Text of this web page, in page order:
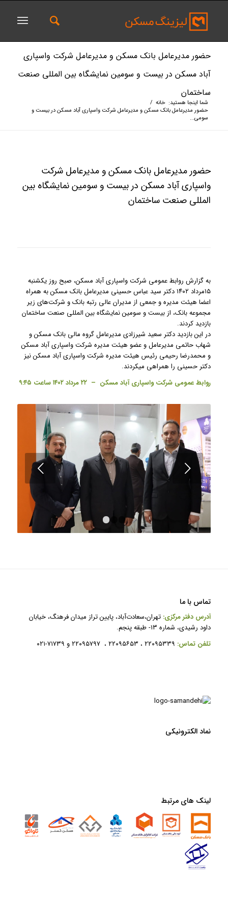
حضور مدیرعامل بانک مسکن و مدیرعامل شرکت واسپاری
آباد مسکن در بیست و سومین نمایشگاه بین المللی صنعت
ساختمان
شما اینجا هستید: خانه /
حضور مدیرعامل بانک مسکن و مدیرعامل شرکت واسپاری آباد مسکن در بیست و
سومی...
حضور مدیرعامل بانک مسکن و مدیرعامل شرکت
واسپاری آباد مسکن در بیست و سومین نمایشگاه بین
المللی صنعت ساختمان
به گزارش روابط عمومی شرکت واسپاری آباد مسکن، صبح روز یکشنبه
۱۵مرداد ۱۴۰۲ دکتر سید عباس حسینی مدیرعامل بانک مسکن به همراه
اعضا هیئت مدیره و جمعی از مدیران عالی رتبه بانک و شرکت‌‎های زیر
مجموعه بانک، از بیست و سومین نمایشگاه بین المللی صنعت ساختمان
بازدید کردند.
در این بازدید دکتر سعید شیرزادی مدیرعامل گروه مالی بانک مسکن و
شهاب حاتمی مدیرعامل و عضو هیئت مدیره شرکت واسپاری آباد مسکن
و محمدرضا رحیمی رئیس هیئت مدیره شرکت واسپاری آباد مسکن نیز
دکتر حسینی را همراهی میکردند.
روابط عمومی شرکت واسپاری آباد مسکن – ۲۲ مرداد ۱۴۰۲ ساعت ۹:۴۵
قبلی
تماس با ما
آدرس دفتر مرکزی: تهران،سعادت‌آباد، پایین تراز میدان فرهنگ، خیابان
داود رشیدی، شماره ۱۳- طبقه پنجم.
تلفن تماس: ۲۲۰۹۵۳۳۹ ، ۲۲۰۹۵۶۵۳ ، ۲۲۰۹۵۷۹۷ و ۷۱۷۳۹-۰۲۱
نماد الکترونیکی
لینک های مرتبط